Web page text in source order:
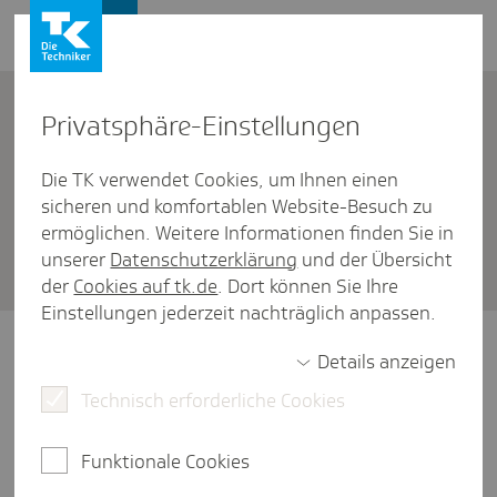
Kontakt
Wie kann ich Erstat­tungs­an­
träge einrei­chen?
Firmenkunden / Entgeltfortzahlungsversicherung
Erstattungen für die Entgeltfortzahlungen
bei Krankheit oder Mutterschaft Ihrer
Beschäftigten können Sie nur online
zugelassenes Entgeltabrechnungsprogramm
Privat­sphäre-Einstel­lungen
Die TK verwendet Cookies, um Ihnen einen
sicheren und komfortablen Website-Besuch zu
ermöglichen. Weitere Informationen finden Sie in
unserer Datenschutzerklärung und der Übersicht
der Cookies auf tk.de. Dort können Sie Ihre
Einstellungen jederzeit nachträglich anpassen.
Details anzeigen
Technisch erforderliche Cookies
Funktionale Cookies